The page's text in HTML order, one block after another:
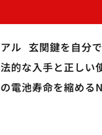
ル 玄関鍵を自分
的な入手と正しい
電池寿命を縮める